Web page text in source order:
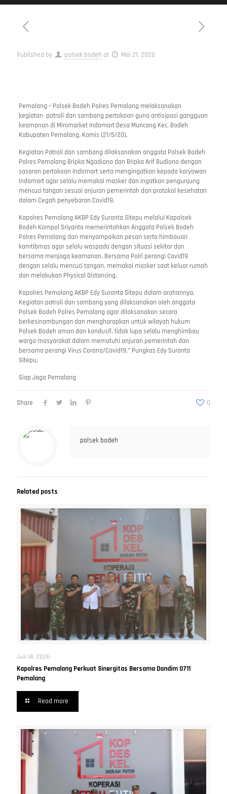
Published by polsek bodeh at Mei 21, 2020
Pemalang – Polsek Bodeh Polres Pemalang melaksanakan
kegiatan patroli dan sambang pertokoan guna antisipasi gangguan
keamanan di Minimarket Indomart Desa Muncang Kec. Bodeh
Kabupaten Pemalang, Kamis (21/5/20).
Kegiatan Patroli dan sambang dilaksanakan anggota Polsek Bodeh
Polres Pemalang Bripka Ngadiono dan Bripka Arif Budiono dengan
sasaran pertokoan Indomart serta mengingatkan kepada karyawan
Indomart agar selalu memakai masker dan ingatkan pengunjung
mencuci tangan sesuai anjuran pemerintah dan protokol kesehatan
dalam Cegah penyebaran Covid19.
Kapolres Pemalang AKBP Edy Suranta Sitepu melalui Kapolsek
Bodeh Kompol Sriyanto memerintahkan Anggota Polsek Bodeh
Polres Pemalang dan menyampaikan pesan serta himbauan
kamtibmas agar selalu waspada dengan situasi sekitar dan
bersama menjaga keamanan, Bersama Polri perangi Covid19
dengan selalu mencuci tangan, memakai masker saat keluar rumah
dan melakukan Physical Distancing.
Kapolres Pemalang AKBP Edy Suranta Sitepu dalam arahannya,
Kegiatan patroli dan sambang yang dilaksanakan oleh anggota
Polsek Bodeh Polres Pemalang agar dilaksanakan secara
berkesinambungan dan mengharapkan untuk wilayah hukum
Polsek Bodeh aman dan kondusif, tidak lupa selalu menghimbau
warga masyarakat dalam mematuhi anjuran pemerintah dan
bersama perangi Virus Corona/Covid19,” Pungkas Edy Suranta
Sitepu.
Siap Jaga Pemalang
Share 0
polsek bodeh
Related posts
Juli 14, 2026
Kapolres Pemalang Perkuat Sinergitas Bersama Dandim 0711
Pemalang
Read more